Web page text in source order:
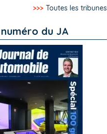
>>> Toutes les tribunes
du JA